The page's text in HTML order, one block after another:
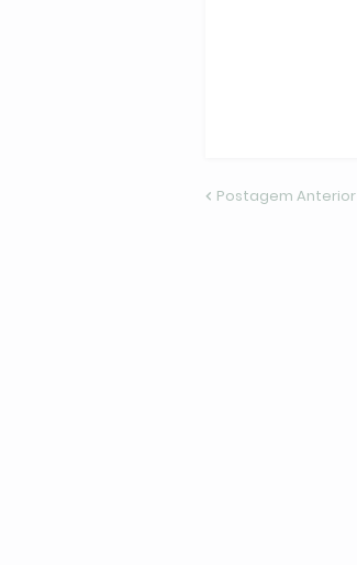
Postagem Anterior